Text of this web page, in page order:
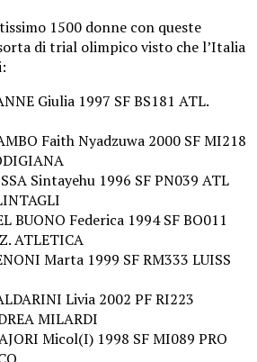
1500 donne con queste
di trial olimpico visto che l’Italia
Giulia 1997 SF BS181 ATL.
Faith Nyadzuwa 2000 SF MI218
Sintayehu 1996 SF PN039 ATL
BUONO Federica 1994 SF BO011
ATLETICA
Marta 1999 SF RM333 LUISS
Livia 2002 PF RI223
MILARDI
Micol(I) 1998 SF MI089 PRO